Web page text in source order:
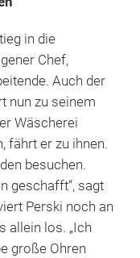
in die
Chef,
Auch der
nun zu seinem
Wäscherei
fährt er zu ihnen.
besuchen.
geschafft“, sagt
Perski noch an
allein los. „Ich
große Ohren